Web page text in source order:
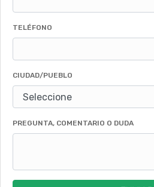
TELÉFONO
CIUDAD/PUEBLO
PREGUNTA, COMENTARIO O DUDA